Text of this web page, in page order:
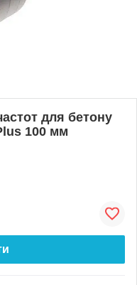
для бетону
100 мм